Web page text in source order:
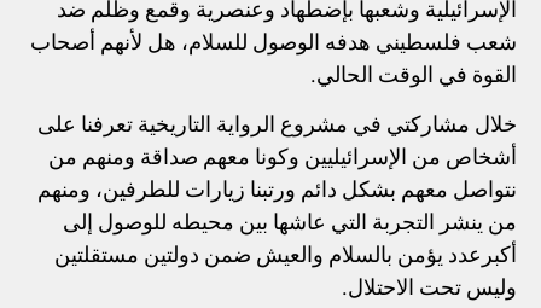
الإسرائيلية وشعبها بإضطهاد وعنصرية وقمع وظلم ضد
شعب فلسطيني هدفه الوصول للسلام، هل لأنهم أصحاب
القوة في الوقت الحالي.
خلال مشاركتي في مشروع الرواية التاريخية تعرفنا على
أشخاص من الإسرائيليين وكونا معهم صداقة ومنهم من
نتواصل معهم بشكل دائم ورتبنا زيارات للطرفين، ومنهم
من ينشر التجربة التي عاشها بين محيطه للوصول إلى
أكبرعدد يؤمن بالسلام والعيش ضمن دولتين مستقلتين
وليس تحت الاحتلال.